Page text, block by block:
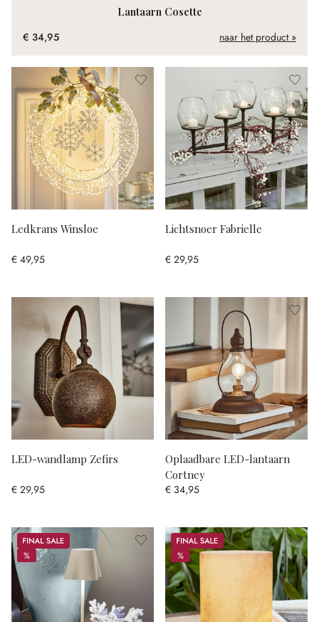
Lantaarn Cosette
€ 34,95
naar het product »
Ledkrans Winsloe
€ 49,95
Lichtsnoer Fabrielle
€ 29,95
LED-wandlamp Zefirs
€ 29,95
Oplaadbare LED-lantaarn
Cortney
€ 34,95
Sale
%
%
Sale
%
%